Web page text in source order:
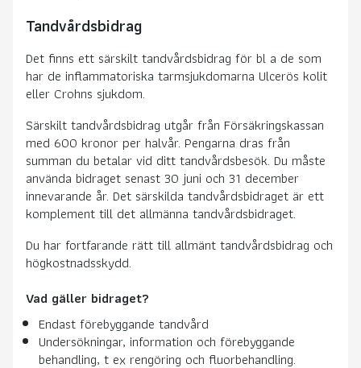
Tandvårdsbidrag
Det finns ett särskilt tandvårdsbidrag för bl a de som
har de inflammatoriska tarmsjukdomarna Ulcerös kolit
eller Crohns sjukdom.
Särskilt tandvårdsbidrag utgår från Försäkringskassan
med 600 kronor per halvår. Pengarna dras från
summan du betalar vid ditt tandvårdsbesök. Du måste
använda bidraget senast 30 juni och 31 december
innevarande år. Det särskilda tandvårdsbidraget är ett
komplement till det allmänna tandvårdsbidraget.
Du har fortfarande rätt till allmänt tandvårdsbidrag och
högkostnadsskydd.
Vad gäller bidraget?
Endast förebyggande tandvård
Undersökningar, information och förebyggande
behandling, t ex rengöring och fluorbehandling.